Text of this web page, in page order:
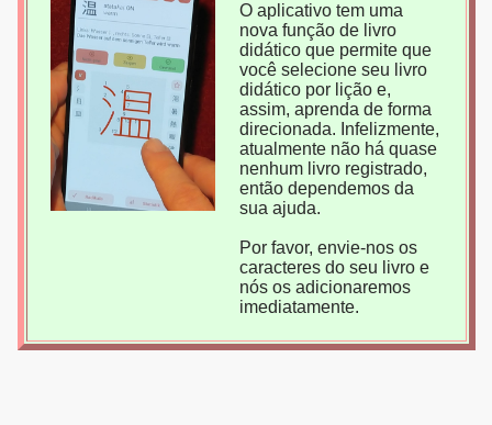
O aplicativo tem uma
nova função de livro
didático que permite que
você selecione seu livro
didático por lição e,
assim, aprenda de forma
direcionada. Infelizmente,
atualmente não há quase
nenhum livro registrado,
então dependemos da
sua ajuda.
Por favor, envie-nos os
caracteres do seu livro e
nós os adicionaremos
imediatamente.